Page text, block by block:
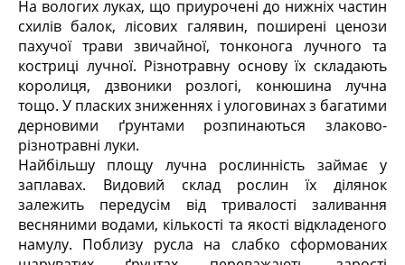
На вологих луках, що приурочені до нижніх частин
схилів балок, лісових галявин, поширені ценози
пахучої трави звичайної, тонконога лучного та
костриці лучної. Різнотравну основу їх складають
королиця, дзвоники розлогі, конюшина лучна
тощо. У пласких зниженнях і улоговинах з багатими
дерновими ґрунтами розпинаються злаково-
різнотравні луки.
Найбільшу площу лучна рослинність займає у
заплавах. Видовий склад рослин їх ділянок
залежить передусім від тривалості заливання
весняними водами, кількості та якості відкладеного
намулу. Поблизу русла на слабко сформованих